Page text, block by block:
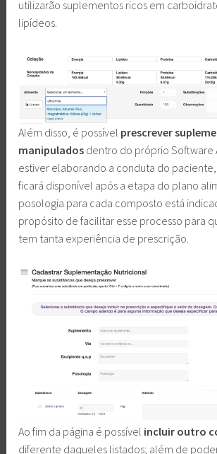
utilizarão suplementos ricos em
lipídeos.
Além disso, é possível prescrever
manipulados dentro do próprio Software
estiver elaborando a conduta do
ficará disponível após a etapa do plano
posologia para cada composto está
propósito de facilitar esse processo para
tem tanta experiência de prescrição.
Ao fim da página é possível incluir outro
diferente daqueles listados; além de